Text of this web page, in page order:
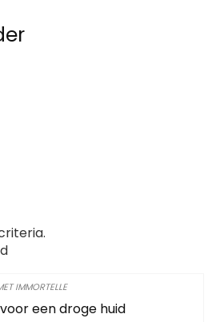
IMMORTELLE
voor een droge huid